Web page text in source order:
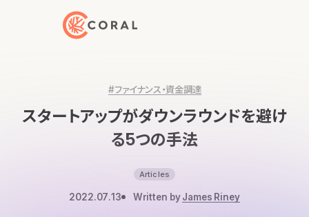
トップページへ戻る
#ファイナンス・資金調達
スタートアップがダウンラウンドを避け
る5つの手法
Articles
2022.07.13 Written byJames Riney